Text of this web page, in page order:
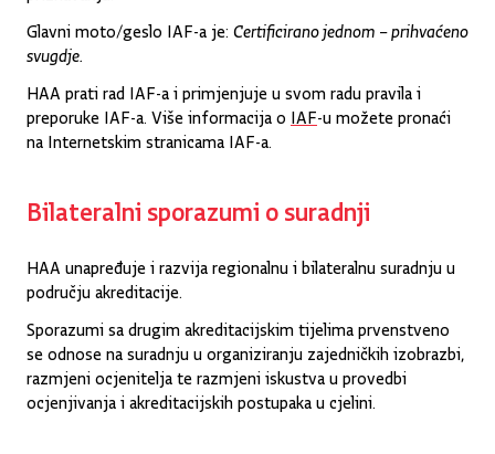
Glavni moto/geslo IAF-a je: Certificirano jednom – prihvaćeno
svugdje.
HAA prati rad IAF-a i primjenjuje u svom radu pravila i
preporuke IAF-a. Više informacija o IAF -u možete pronaći
na Internetskim stranicama IAF-a.
Bilateralni sporazumi o suradnji
HAA unapređuje i razvija regionalnu i bilateralnu suradnju u
području akreditacije.
Sporazumi sa drugim akreditacijskim tijelima prvenstveno
se odnose na suradnju u organiziranju zajedničkih izobrazbi,
razmjeni ocjenitelja te razmjeni iskustva u provedbi
ocjenjivanja i akreditacijskih postupaka u cjelini.